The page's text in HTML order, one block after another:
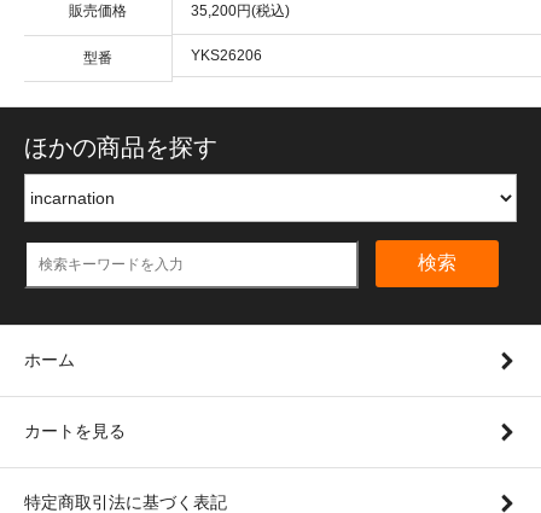
販売価格 35,200円(税込)
型番 YKS26206
ほかの商品を探す
検索
ホーム
カートを見る
特定商取引法に基づく表記